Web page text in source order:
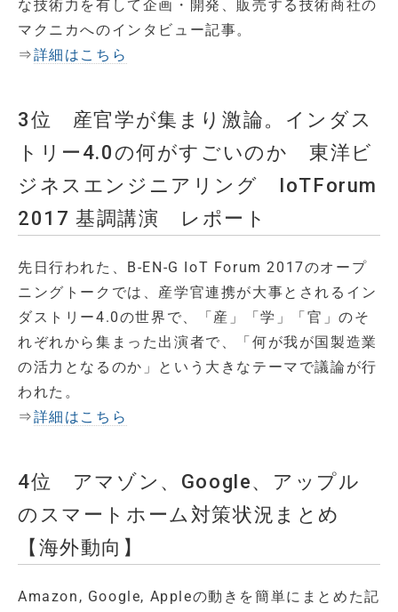
な技術力を有して企画・開発、販売する技術商社の
マクニカへのインタビュー記事。
⇒詳細はこちら
3位 産官学が集まり激論。インダス
トリー4.0の何がすごいのか 東洋ビ
ジネスエンジニアリング IoTForum
2017 基調講演 レポート
先日行われた、B-EN-G IoT Forum 2017のオープ
ニングトークでは、産学官連携が大事とされるイン
ダストリー4.0の世界で、「産」「学」「官」のそ
れぞれから集まった出演者で、「何が我が国製造業
の活力となるのか」という大きなテーマで議論が行
われた。
⇒詳細はこちら
4位 アマゾン、Google、アップル
のスマートホーム対策状況まとめ
【海外動向】
Amazon, Google, Appleの動きを簡単にまとめた記